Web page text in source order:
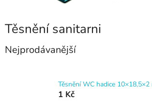
Těsnění sanitarni
Nejprodávanější
Těsnění WC hadice
1 Kč